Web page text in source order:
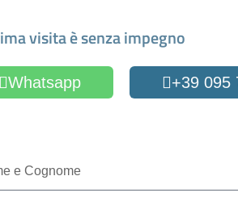
visita è senza impegno
Whatsapp +39 095